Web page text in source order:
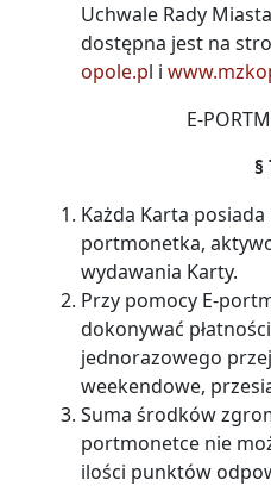
Uchwale Rady
dostępna jest na
opole.pl i
E-
§
Każda Karta
portmonetka,
wydawania Karty.
Przy pomocy E-
dokonywać
jednorazowego
weekendowe,
Suma środków
portmonetce nie
ilości punktów